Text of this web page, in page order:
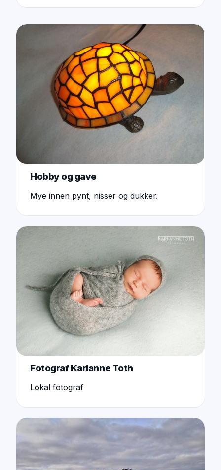
Hobby og gave
Mye innen pynt, nisser og dukker.
Fotograf Karianne Toth
Lokal fotograf